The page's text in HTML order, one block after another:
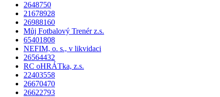
2648750
21678928
26988160
Můj Fotbalový Trenér z.s.
65401808
NEFIM, o. s., v likvidaci
26564432
RC oHRÁTka, z.s.
22403558
26670470
26622793